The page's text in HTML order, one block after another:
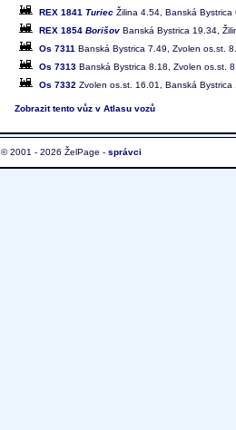
REX 1841 Turiec Žilina 4.54, Banská Bystrica
REX 1854 Borišov Banská Bystrica 19.34,
Os 7311 Banská Bystrica 7.49, Zvolen os.st.
Os 7313 Banská Bystrica 8.18, Zvolen os.st.
Os 7332 Zvolen os.st. 16.01, Banská Bystrica
Zobrazit tento vůz v Atlasu vozů
© 2001 - 2026 ŽelPage - správci